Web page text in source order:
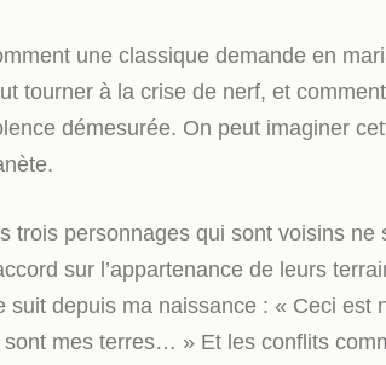
une classique demande en
tourner à la crise de nerf, et
démesurée. On peut imaginer
trois personnages qui sont voisins ne
sur l’appartenance de leurs
suit depuis ma naissance : « Ceci est
sont mes terres… » Et les conflits